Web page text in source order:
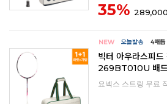
35% 289,000
빅터 아우라스피
269BT010U 배
요넥스 스트링 무료